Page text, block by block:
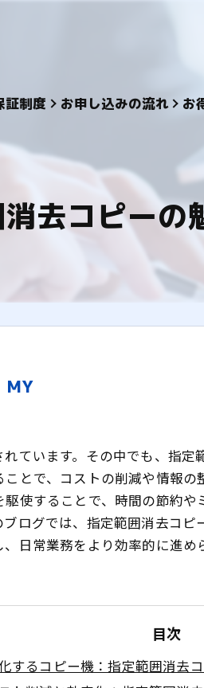
証制度 お申し込みの流れ お
消去コピー
MY
ています。その中でも、指
とで、コストの削減や情報
使することで、時間の節約
ログでは、指定範囲消去コ
日常業務をより効率的に進め
目次
するコピー機：指定範囲消去